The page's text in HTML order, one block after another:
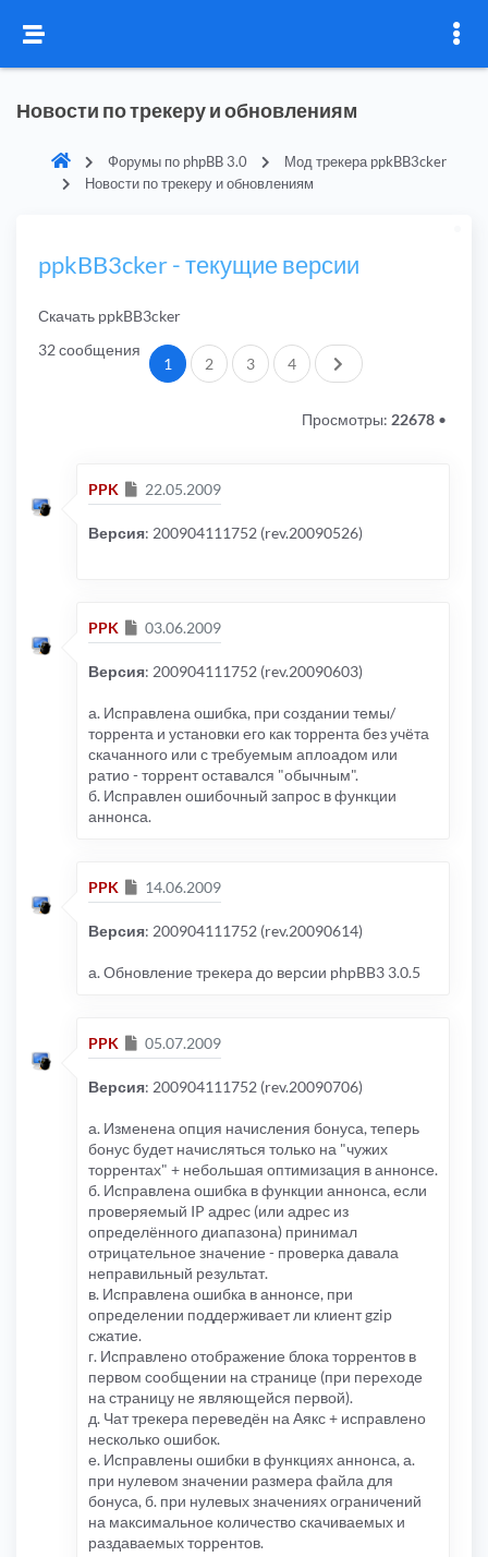
Новости по трекеру и обновлениям
Форумы по phpBB 3.0
Мод трекера ppkBB3cker
Новости по трекеру и обновлениям
ppkBB3cker - текущие версии
Скачать ppkBB3cker
32 сообщения
1 2 3 4 След.
Просмотры: 22678 •
PPK Сообщение
22.05.2009
Версия: 200904111752 (rev.20090526)
PPK Сообщение
03.06.2009
Версия: 200904111752 (rev.20090603)
а. Исправлена ошибка, при создании темы/
торрента и установки его как торрента без учёта
скачанного или с требуемым аплоадом или
ратио - торрент оставался "обычным".
б. Исправлен ошибочный запрос в функции
аннонса.
PPK Сообщение
14.06.2009
Версия: 200904111752 (rev.20090614)
а. Обновление трекера до версии phpBB3 3.0.5
PPK Сообщение
05.07.2009
Версия: 200904111752 (rev.20090706)
а. Изменена опция начисления бонуса, теперь
бонус будет начисляться только на "чужих
торрентах" + небольшая оптимизация в аннонсе.
б. Исправлена ошибка в функции аннонса, если
проверяемый IP адрес (или адрес из
определённого диапазона) принимал
отрицательное значение - проверка давала
неправильный результат.
в. Исправлена ошибка в аннонсе, при
определении поддерживает ли клиент gzip
сжатие.
г. Исправлено отображение блока торрентов в
первом сообщении на странице (при переходе
на страницу не являющейся первой).
д. Чат трекера переведён на Аякс + исправлено
несколько ошибок.
е. Исправлены ошибки в функциях аннонса, а.
при нулевом значении размера файла для
бонуса, б. при нулевых значениях ограничений
на максимальное количество скачиваемых и
раздаваемых торрентов.